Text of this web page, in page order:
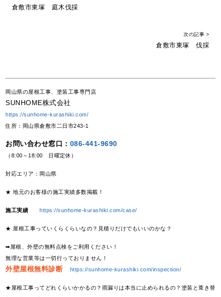
倉敷市東塚 庭木伐採
次の記事 >
倉敷市東塚 伐採
岡山県の屋根工事、塗装工事専門店
SUNHOME株式会社
https://sunhome-kurashiki.com/
住所：岡山県倉敷市二日市243-1
お問い合わせ窓口： 086-441-9690
（8:00～18:00 日曜定休）
対応エリア：岡山県
★ 地元のお客様の施工実績多数掲載！
施工実績 https://sunhome-kurashiki.com/case/
★ 屋根工事っていくらくらいなの？見積りだけでもいいのかな？
➡屋根、外壁の無料点検をご利用ください！
無理な営業等は一切行っておりません！
外壁屋根無料診断 https://sunhome-kurashiki.com/inspection/
★屋根工事ってどれくらいかかるの？雨漏りは本当に止められるの？塗装と葺き替